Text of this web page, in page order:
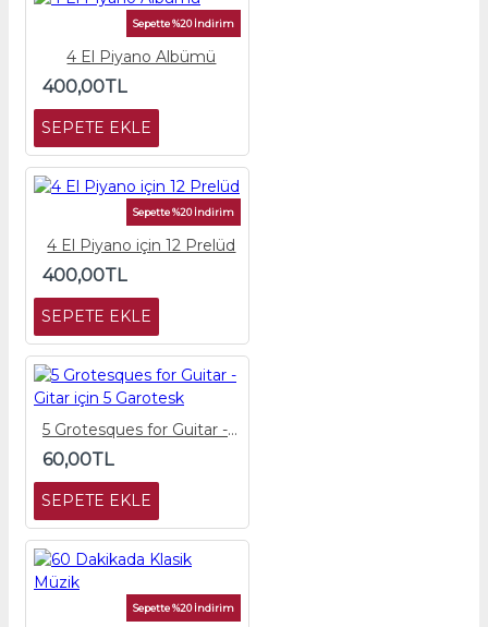
Sepette %20 İndirim
4 El Piyano Albümü
400,00TL
SEPETE EKLE
Sepette %20 İndirim
4 El Piyano için 12 Prelüd
400,00TL
SEPETE EKLE
5 Grotesques for Guitar - Gitar için 5 Garotesk
60,00TL
SEPETE EKLE
Sepette %20 İndirim